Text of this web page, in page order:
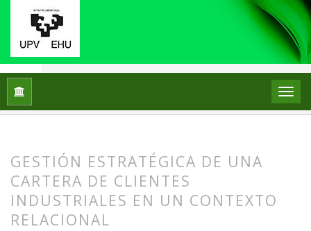
251 - Enpresa eta Ekonomia Aldizkaria
Hasiera
GESTIÓN ESTRATÉGICA DE UNA
CARTERA DE CLIENTES
INDUSTRIALES EN UN CONTEXTO
RELACIONAL